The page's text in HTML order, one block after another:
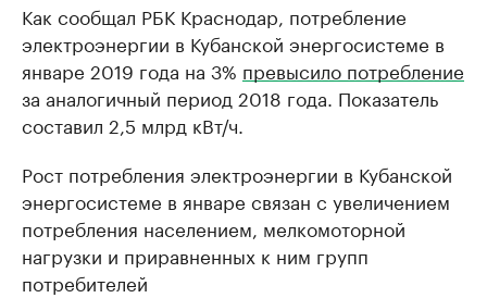
Как сообщал РБК Краснодар, потребление
электроэнергии в Кубанской энергосистеме в
январе 2019 года на 3% превысило потребление
за аналогичный период 2018 года. Показатель
составил 2,5 млрд кВт/ч.
Рост потребления электроэнергии в Кубанской
энергосистеме в январе связан с увеличением
потребления населением, мелкомоторной
нагрузки и приравненных к ним групп
потребителей